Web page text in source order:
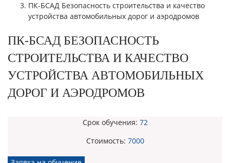
ПК-БСАД Безопасность строительства и качество
устройства автомобильных дорог и аэродромов
ПК-БСАД БЕЗОПАСНОСТЬ
СТРОИТЕЛЬСТВА И КАЧЕСТВО
УСТРОЙСТВА АВТОМОБИЛЬНЫХ
ДОРОГ И АЭРОДРОМОВ
Срок обучения: 72
Стоимость: 7000